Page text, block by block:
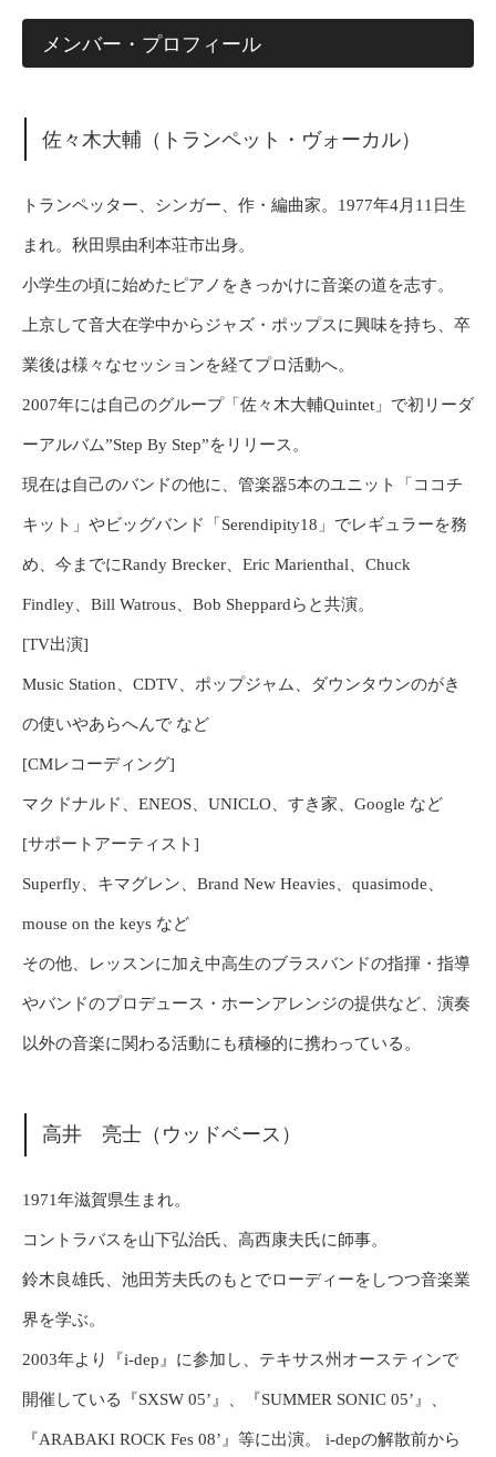
メンバー・プロフィール
佐々木大輔（トランペット・ヴォーカル）
トランペッター、シンガー、作・編曲家。1977年4月11日生
まれ。秋田県由利本荘市出身。
小学生の頃に始めたピアノをきっかけに音楽の道を志す。
上京して音大在学中からジャズ・ポップスに興味を持ち、卒
業後は様々なセッションを経てプロ活動へ。
2007年には自己のグループ「佐々木大輔Quintet」で初リーダ
ーアルバム”Step By Step”をリリース。
現在は自己のバンドの他に、管楽器5本のユニット「ココチ
キット」やビッグバンド「Serendipity18」でレギュラーを務
め、今までにRandy Brecker、Eric Marienthal、Chuck
Findley、Bill Watrous、Bob Sheppardらと共演。
[TV出演]
Music Station、CDTV、ポップジャム、ダウンタウンのがき
の使いやあらへんで など
[CMレコーディング]
マクドナルド、ENEOS、UNICLO、すき家、Google など
[サポートアーティスト]
Superfly、キマグレン、Brand New Heavies、quasimode、
mouse on the keys など
その他、レッスンに加え中高生のブラスバンドの指揮・指導
やバンドのプロデュース・ホーンアレンジの提供など、演奏
以外の音楽に関わる活動にも積極的に携わっている。
高井 亮士（ウッドベース）
1971年滋賀県生まれ。
コントラバスを山下弘治氏、高西康夫氏に師事。
鈴木良雄氏、池田芳夫氏のもとでローディーをしつつ音楽業
界を学ぶ。
2003年より『i-dep』に参加し、テキサス州オースティンで
開催している『SXSW 05’』、『SUMMER SONIC 05’』、
『ARABAKI ROCK Fes 08’』等に出演。 i-depの解散前から